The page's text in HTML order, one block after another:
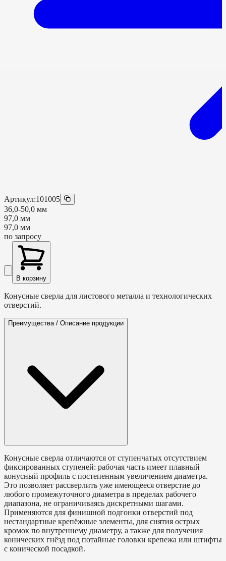
Артикул:101005
36,0-50,0 мм
97,0 мм
97,0 мм
по запросу
В корзину
Конусные сверла для листового металла и технологических
отверстий.
Преимущества / Описание продукции
Конусные сверла отличаются от ступенчатых отсутствием
фиксированных ступеней: рабочая часть имеет плавный
конусный профиль с постепенным увеличением диаметра.
Это позволяет рассверлить уже имеющееся отверстие до
любого промежуточного диаметра в пределах рабочего
диапазона, не ограничиваясь дискретными шагами.
Применяются для финишной подгонки отверстий под
нестандартные крепёжные элементы, для снятия острых
кромок по внутреннему диаметру, а также для получения
конических гнёзд под потайные головки крепежа или штифты
с конической посадкой.